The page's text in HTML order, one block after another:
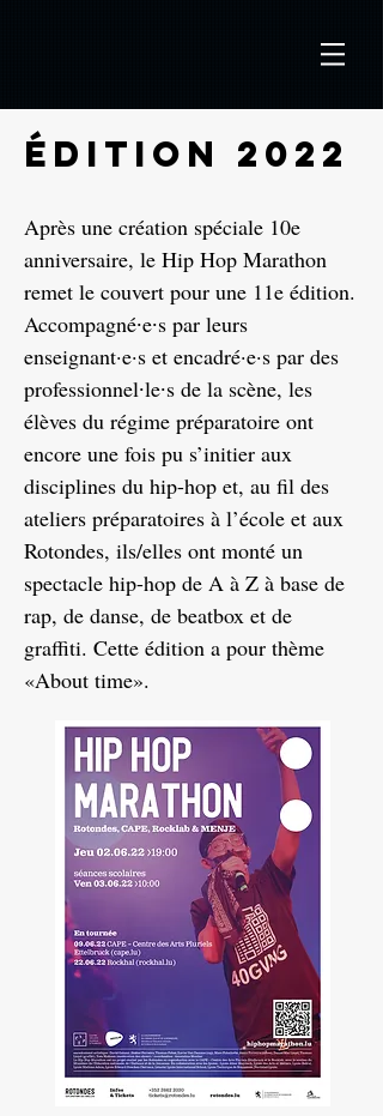
édition 2022
Après une création spéciale 10e
anniversaire, le Hip Hop Marathon
remet le couvert pour une 11e édition.
Accompagné∙e∙s par leurs
enseignant·e·s et encadré·e·s par des
professionnel∙le∙s de la scène, les
élèves du régime préparatoire ont
encore une fois pu s’initier aux
disciplines du hip-hop et, au fil des
ateliers préparatoires à l’école et aux
Rotondes, ils/​elles ont monté un
spectacle hip-hop de A à Z à base de
rap, de danse, de beatbox et de
graffiti. Cette édition a pour thème
«About time».